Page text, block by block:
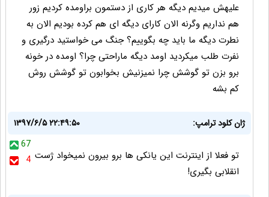
علیهش میدیم دیگه هر کاری از دستمون براومده کردیم زور
هم نداریم وگرنه الان کارای دیگه ای هم کرده بودیم الان به
نطرت دیگه ما باید چه بگوییم؟ جنگ می خواستید درگیری و
نفرت طلب میکردید اومد دیگه ماراحتی چرا؟ اومده در خونه
برو بزن تو گوشش چرا نمیزنیش بخوابون تو گوشش روش
کم بشه
ژان کلود ترامپ:
۱۳۹۷/۶/۵ ۲۲:۴۹:۵۰
67
4 تو فعلا از اینترنت این یانکی ها برو بیرون نمیخواد ژست
انقلابی بگیری!